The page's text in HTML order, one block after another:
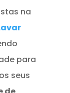
na
para
seus